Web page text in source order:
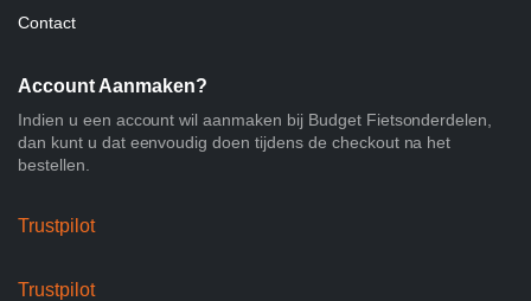
Contact
Account Aanmaken?
Indien u een account wil aanmaken bij Budget Fietsonderdelen,
dan kunt u dat eenvoudig doen tijdens de checkout na het
bestellen.
Trustpilot
Trustpilot